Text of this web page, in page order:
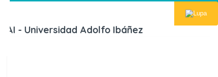
Inicio
UAI - Universidad Adolfo Ibáñez